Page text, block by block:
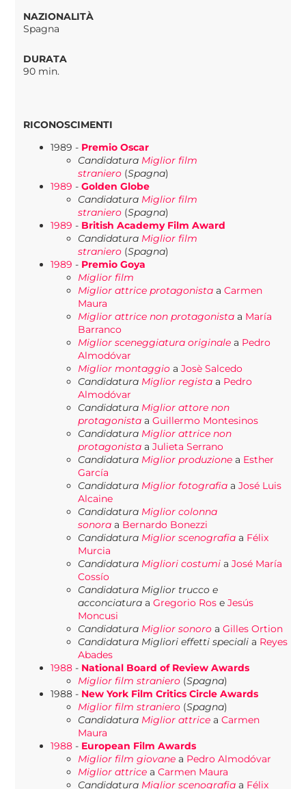
NAZIONALITÀ
Spagna
DURATA
90 min.
RICONOSCIMENTI
1989 - Premio Oscar
Candidatura Miglior film
straniero (Spagna)
1989 -Golden Globe
Candidatura Miglior film
straniero (Spagna)
1989 - British Academy Film Award
Candidatura Miglior film
straniero (Spagna)
1989 - Premio Goya
Miglior film
Miglior attrice protagonista aCarmen
Maura
Miglior attrice non protagonista a María
Barranco
Miglior sceneggiatura originale a Pedro
Almodóvar
Miglior montaggio aJosè Salcedo
Candidatura Miglior regista a Pedro
Almodóvar
Candidatura Miglior attore non
protagonista aGuillermo Montesinos
Candidatura Miglior attrice non
protagonista aJulieta Serrano
Candidatura Miglior produzione a Esther
García
Candidatura Miglior fotografia aJosé Luis
Alcaine
Candidatura Miglior colonna
sonora a Bernardo Bonezzi
Candidatura Miglior scenografia a Félix
Murcia
Candidatura Migliori costumi aJosé María
Cossío
Candidatura Miglior trucco e
acconciatura aGregorio Ros eJesús
Moncusi
Candidatura Miglior sonoro aGilles Ortion
Candidatura Migliori effetti speciali a Reyes
Abades
1988 - National Board of Review Awards
Miglior film straniero (Spagna)
1988 - New York Film Critics Circle Awards
Miglior film straniero (Spagna)
Candidatura Miglior attrice aCarmen
Maura
1988 - European Film Awards
Miglior film giovane a Pedro Almodóvar
Miglior attrice aCarmen Maura
Candidatura Miglior scenografia a Félix